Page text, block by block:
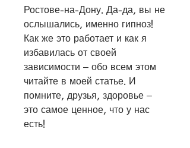
Ростове-на-Дону. Да-да, вы не
ослышались, именно гипноз!
Как же это работает и как я
избавилась от своей
зависимости – обо всем этом
читайте в моей статье. И
помните, друзья, здоровье –
это самое ценное, что у нас
есть!